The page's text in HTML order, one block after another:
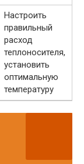
Настроить
правильный
расход
теплоносителя,
установить
оптимальную
температуру